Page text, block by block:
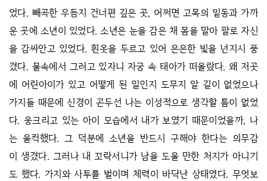
었다. 빼곡한 우듬지 건너편 깊은 곳, 어쩌면 고목의 밑동과 가까
운 곳에 소년이 있었다. 소년은 눈을 감은 채 몸을 말아 팔로 자신
을 감싸안고 있었다. 흰옷을 두르고 있어 은은한 빛을 넌지시 풍
겼다. 물속에서 그러고 있자니 자궁 속 태아가 떠올랐다. 왜 저곳
에 어린아이가 있고 어떻게 된 일인지 도무지 알 길이 없었으나
가지들 때문에 신경이 곤두선 나는 이성적으로 생각할 틈이 없었
다. 웅크리고 있는 아이 모습에서 내가 보였기 때문이었을까, 나
는 울컥했다. 그 덕분에 소년을 반드시 구해야 한다는 의무감
이 생겼다. 그러나 내 꼬락서니가 남을 도울 만한 처지가 아니기
도 했다. 가지와 사투를 벌이며 체력이 바닥난 상태였다. 무엇보